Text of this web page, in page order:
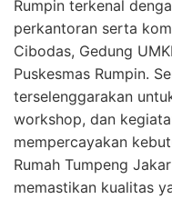
Rumpin terkenal
perkantoran serta
Cibodas, Gedung
Puskesmas Rumpin.
terselenggarakan
workshop, dan
mempercayakan
Rumah Tumpeng
memastikan kualitas